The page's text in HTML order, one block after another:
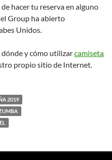
hacer tu reserva en alguno
Group ha abierto
Unidos.
y cómo utilizarcamiseta
propio sitio de Internet.
2019